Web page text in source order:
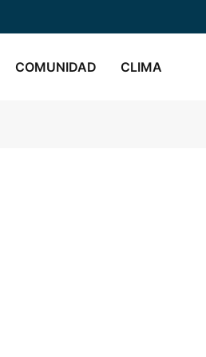
COMUNIDAD CLIMA